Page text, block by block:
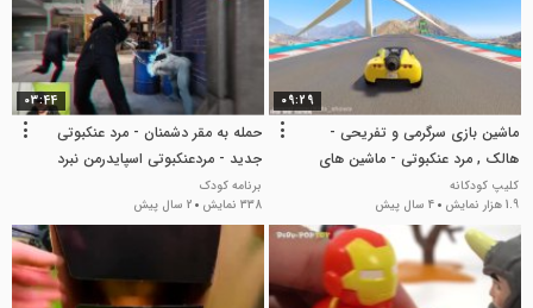
09:29
ماشین بازی سرگرمی و تفریحی -
هالک , مرد عنکبوتی - ماشین های
اسپایدرمن در رمپ
کلیپ کودکانه
1.9 هزار نمایش
4 سال پیش
03:44
حمله به مقر دشمنان - مرد عنکبوتی
جدید - مردعنکبوتی اسپایدرمن نبرد
نهایی
برنامه کودک
338 نمایش
2 سال پیش